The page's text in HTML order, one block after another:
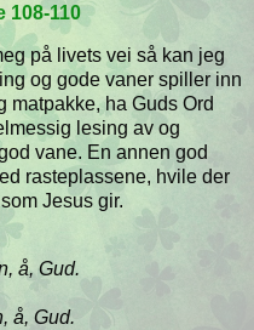
108-110
på livets vei så kan jeg
og gode vaner spiller inn
matpakke, ha Guds Ord
lesing av og
vane. En annen god
rasteplassene, hvile der
Jesus gir.
å, Gud.
å, Gud.